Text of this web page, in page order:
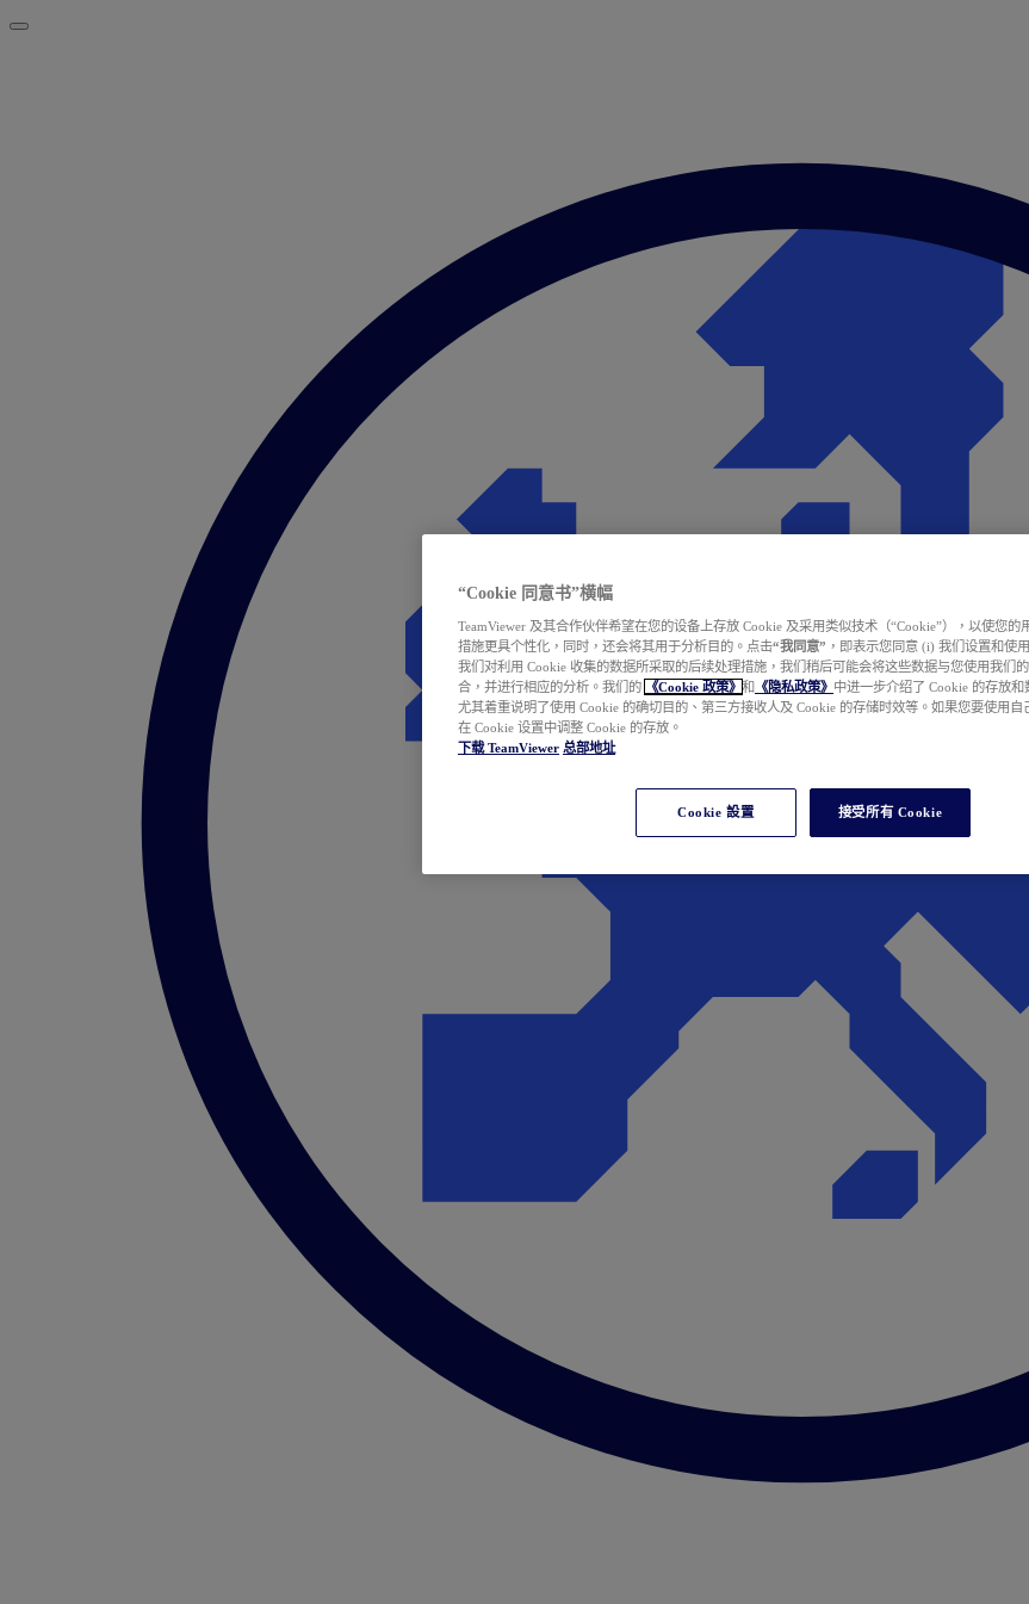
“Cookie 同意书”横幅
TeamViewer 及其合作伙伴希望在您的设备上存放 Cookie 及采用类似技术（“Cookie”），以使您的
措施更具个性化，同时，还会将其用于分析目的。点击“我同意” ，即表示您同意 (i) 我们设置和使
我们对利用 Cookie 收集的数据所采取的后续处理措施，我们稍后可能会将这些数据与您使用我们
合，并进行相应的分析。我们的
《Cookie 政策》 和 《隐私政策》 中进一步介绍了 Cookie 的存放和
尤其着重说明了使用 Cookie 的确切目的、第三方接收人及 Cookie 的存储时效等。如果您要使用自
在 Cookie 设置中调整 Cookie 的存放。
下载 TeamViewer 总部地址
Cookie 設置 接受所有 Cookie